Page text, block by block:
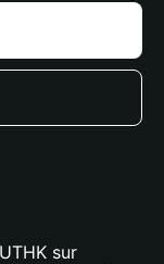
sur